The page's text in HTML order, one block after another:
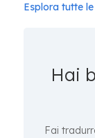
Esplora tutte
Hai
Fai